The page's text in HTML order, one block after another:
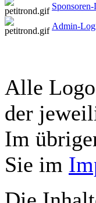
Admin-
Alle
der
Im
Sie im